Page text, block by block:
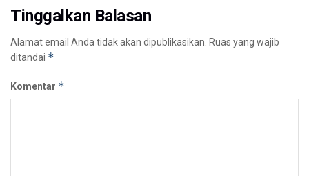
Tinggalkan Balasan
Alamat email Anda tidak akan dipublikasikan. Ruas yang wajib
ditandai *
Komentar *